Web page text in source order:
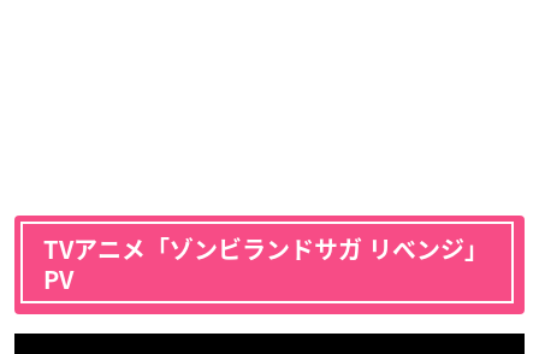
TVアニメ「ゾンビランドサガ リベンジ」
PV